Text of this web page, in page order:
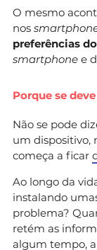
O mesmo
nos
preferências
smartphone e
Porque se
Não se pode
um dispositivo,
começa a ficar
Ao longo da
instalando
problema?
retém as
algum tempo,